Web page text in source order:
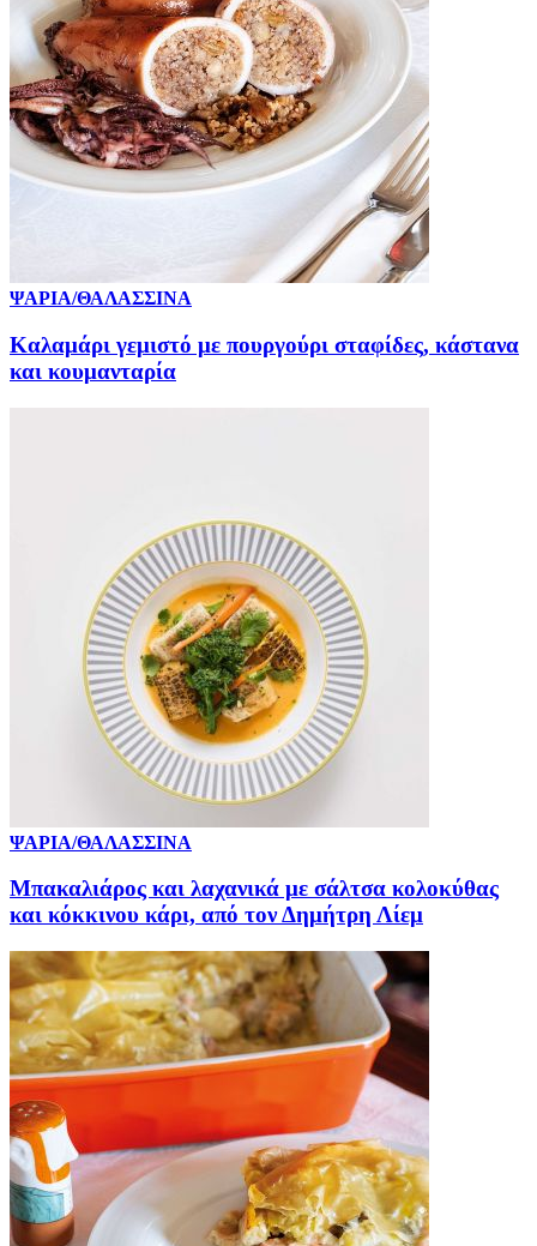
ΨΑΡΙΑ/ΘΑΛΑΣΣΙΝΑ
Καλαμάρι γεμιστό με πουργούρι σταφίδες, κάστανα
και κουμανταρία
ΨΑΡΙΑ/ΘΑΛΑΣΣΙΝΑ
Μπακαλιάρος και λαχανικά με σάλτσα κολοκύθας
και κόκκινου κάρι, από τον Δημήτρη Λίεμ